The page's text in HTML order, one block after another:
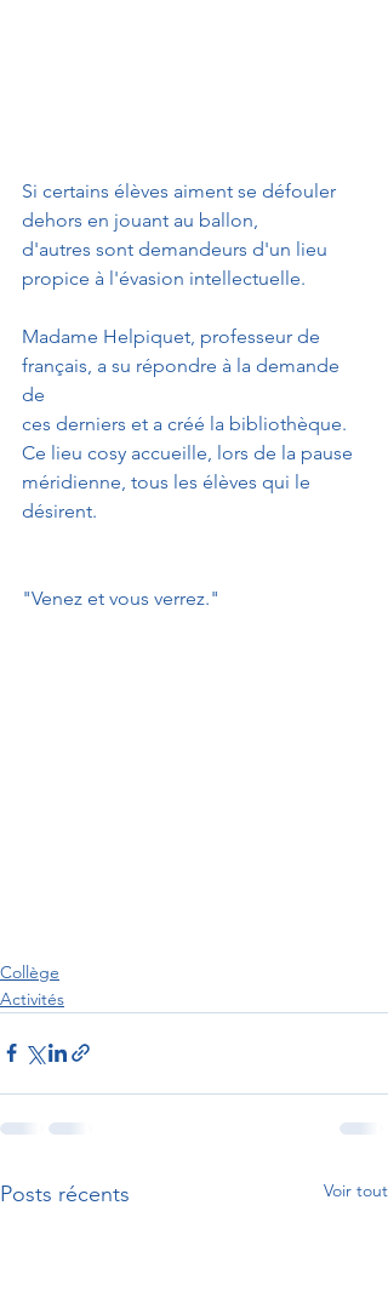
Si certains élèves aiment se défouler
dehors en jouant au ballon,
d'autres sont demandeurs d'un lieu
propice à l'évasion intellectuelle.
Madame Helpiquet, professeur de
français, a su répondre à la demande
de
ces derniers et a créé la bibliothèque.
Ce lieu cosy accueille, lors de la pause
méridienne, tous les élèves qui le
désirent.
"Venez et vous verrez."
Collège
Activités
Posts récents Voir tout